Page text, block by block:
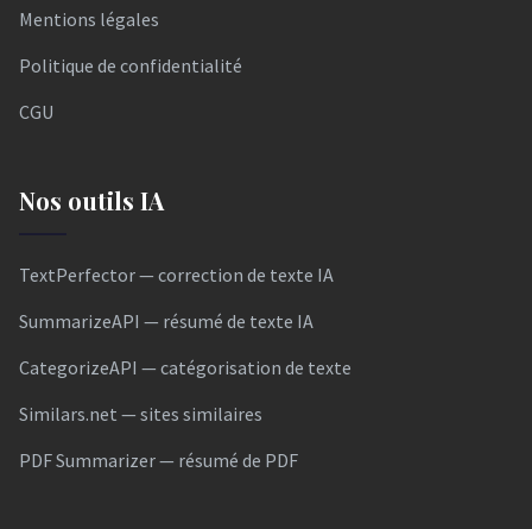
Mentions légales
Politique de confidentialité
CGU
Nos outils IA
TextPerfector — correction de texte IA
SummarizeAPI — résumé de texte IA
CategorizeAPI — catégorisation de texte
Similars.net — sites similaires
PDF Summarizer — résumé de PDF